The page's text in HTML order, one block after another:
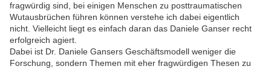
fragwürdig sind, bei einigen Menschen zu posttraumatischen
Wutausbrüchen führen können verstehe ich dabei eigentlich
nicht. Vielleicht liegt es einfach daran das Daniele Ganser recht
erfolgreich agiert.
Dabei ist Dr. Daniele Gansers Geschäftsmodell weniger die
Forschung, sondern Themen mit eher fragwürdigen Thesen zu